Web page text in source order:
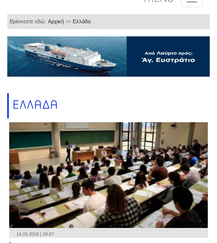
Βρίσκεστε εδώ: Αρχική >> Ελλάδα
ΕΛΛΑΔΑ
14.03.2018 | 19:47